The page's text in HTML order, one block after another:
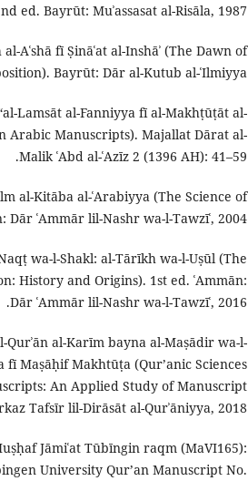
ed. Bayrūt: Muʾassasat al-Risāla, 1987.
Aʿshā fī Ṣināʿat al-Inshāʾ (The Dawn of
Bayrūt: Dār al-Kutub al-ʿIlmiyya.
Lamsāt al-Fanniyya fī al-Makhṭūṭāt al-
Arabic Manuscripts). Majallat Dārat al-
Malik ʿAbd al-ʿAzīz 2 (1396 AH): 41–59.
al-Kitāba al-ʿArabiyya (The Science of
ʿAmmār lil-Nashr wa-l-Tawzīʿ, 2004.
wa-l-Shakl: al-Tārīkh wa-l-Uṣūl (The
History and Origins). 1st ed. ʿAmmān:
Dār ʿAmmār lil-Nashr wa-l-Tawzīʿ, 2016.
Qurʾān al-Karīm bayna al-Maṣādir wa-l-
Maṣāḥif Makhtūṭa (Qur’anic Sciences
An Applied Study of Manuscript
Tafsīr lil-Dirāsāt al-Qurʾāniyya, 2018.
Jāmiʿat Tūbīngin raqm (MaVI165):
University Qur’an Manuscript No.